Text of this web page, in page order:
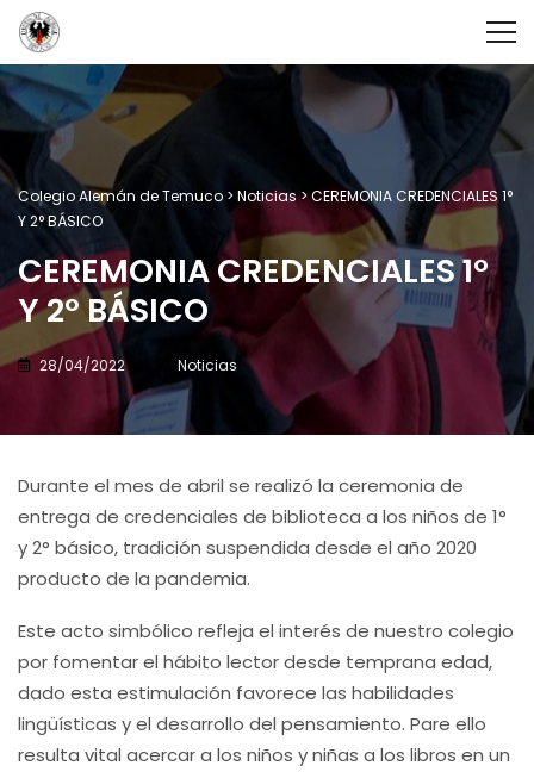
Colegio Alemán de Temuco > Noticias>CEREMONIA CREDENCIALES 1°
Y 2° BÁSICO
CEREMONIA CREDENCIALES 1°
Y 2° BÁSICO
28/04/2022 Noticias
Durante el mes de abril se realizó la ceremonia de
entrega de credenciales de biblioteca a los niños de 1°
y 2° básico, tradición suspendida desde el año 2020
producto de la pandemia.
Este acto simbólico refleja el interés de nuestro colegio
por fomentar el hábito lector desde temprana edad,
dado esta estimulación favorece las habilidades
lingüísticas y el desarrollo del pensamiento. Pare ello
resulta vital acercar a los niños y niñas a los libros en un